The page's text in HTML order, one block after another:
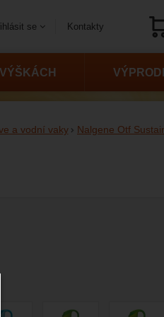
a vodní vaky
Nalgene Otf
Kontakty
se